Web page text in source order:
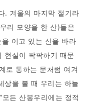
. 겨울의 마지막 절기라
리 모양을 한 산)들은
이고 있는 산을 바라
현실이 팍팍하기 때문
로 통하는 문처럼 여겨
상을 볼 때 우리는 하늘
든 산봉우리에는 정적